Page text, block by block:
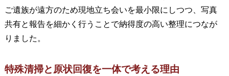
ご遺族が遠方のため現地立ち会いを最小限にしつつ、写真
共有と報告を細かく行うことで納得度の高い整理につなが
りました。
特殊清掃と原状回復を一体で考える理由